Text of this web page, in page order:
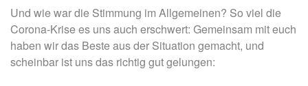
Und wie war die Stimmung im Allgemeinen? So viel die
Corona-Krise es unsauch erschwert: Gemeinsam mit euch
haben wir das Beste aus der Situation gemacht, und
scheinbar ist uns das richtig gut gelungen: